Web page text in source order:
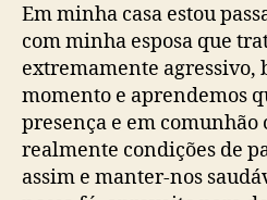
Em minha casa estou
com minha esposa que
extremamente agressivo,
momento e aprendemos
presença e em comunhão
realmente condições de
assim e manter-nos